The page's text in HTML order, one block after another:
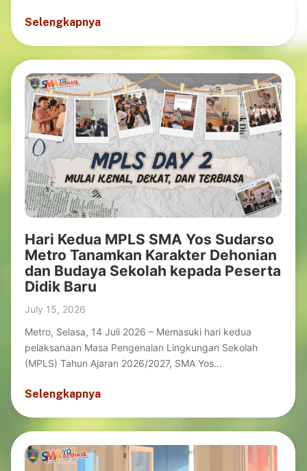
Selengkapnya
Hari Kedua MPLS SMA Yos Sudarso
Metro Tanamkan Karakter Dehonian
dan Budaya Sekolah kepada Peserta
Didik Baru
July 15, 2026
Metro, Selasa, 14 Juli 2026 – Memasuki hari kedua
pelaksanaan Masa Pengenalan Lingkungan Sekolah
(MPLS) Tahun Ajaran 2026/2027, SMA Yos...
Selengkapnya